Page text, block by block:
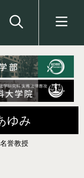
ゆみ
名誉教授